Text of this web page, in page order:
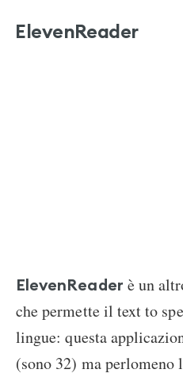
ElevenReader
ElevenReader è un
che permette il text to
lingue: questa
(sono 32) ma